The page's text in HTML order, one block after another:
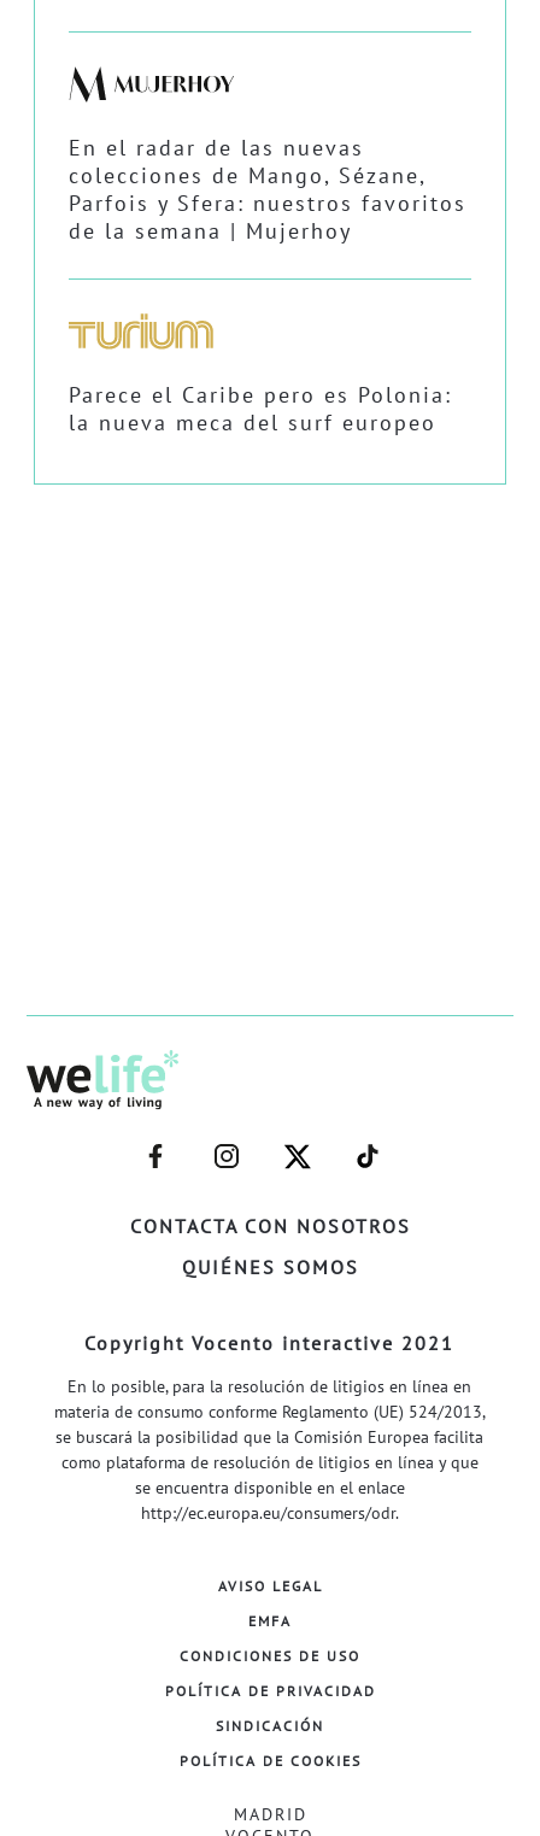
En el radar de las nuevas
colecciones de Mango, Sézane,
Parfois y Sfera: nuestros favoritos
de la semana | Mujerhoy
Parece el Caribe pero es Polonia:
la nueva meca del surf europeo
CONTACTA CON NOSOTROS
QUIÉNES SOMOS
–
FACEBOOK–
–
INSTAGRAM–
–
TWITTER–
–
WELIFE–
Copyright Vocento interactive 2021
En lo posible, para la resolución de litigios en línea en
materia de consumo conforme Reglamento (UE) 524/2013,
se buscará la posibilidad que la Comisión Europea facilita
como plataforma de resolución de litigios en línea y que
se encuentra disponible en el enlace
http://ec.europa.eu/consumers/odr.
AVISO LEGAL
EMFA
CONDICIONES DE USO
POLÍTICA DE PRIVACIDAD
SINDICACIÓN
POLÍTICA DE COOKIES
MADRID